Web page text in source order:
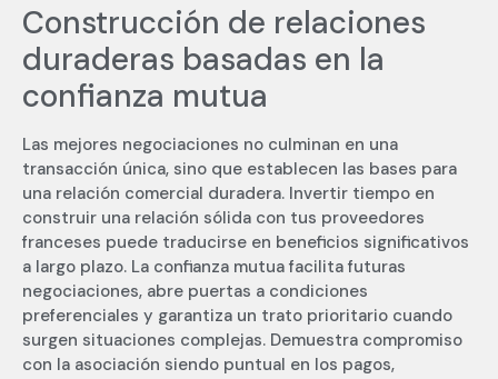
Construcción de relaciones
duraderas basadas en la
confianza mutua
Las mejores negociaciones no culminan en una
transacción única, sino que establecen las bases para
una relación comercial duradera. Invertir tiempo en
construir una relación sólida con tus proveedores
franceses puede traducirse en beneficios significativos
a largo plazo. La confianza mutua facilita futuras
negociaciones, abre puertas a condiciones
preferenciales y garantiza un trato prioritario cuando
surgen situaciones complejas. Demuestra compromiso
con la asociación siendo puntual en los pagos,